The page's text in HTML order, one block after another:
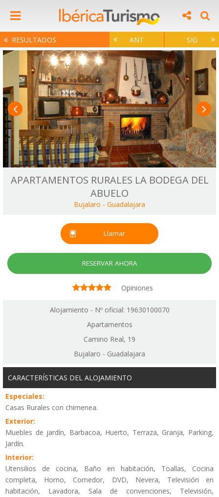
RESULTADOS ANT SIG
APARTAMENTOS RURALES LA BODEGA DEL
ABUELO
Bujalaro - Guadalajara
Llamar
RESERVAR AHORA
Opiniones
Alojamiento - Nº oficial: 19630100070
Apartamentos
Camino Real, 19
Bujalaro - Guadalajara
CARACTERÍSTICAS DEL ALOJAMIENTO
Especiales:
Casas Rurales con chimenea.
Exterior:
Muebles de jardín, Barbacoa, Huerto, Terraza, Granja, Parking,
Jardín.
Interior:
Utensilios de cocina, Baño en habitación, Toallas, Cocina
completa, Horno, Comedor, DVD, Nevera, Televisión en
habitación, Lavadora, Sala de convenciones, Televisión,